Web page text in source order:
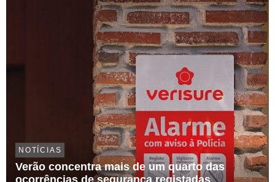
NOTÍCIAS
Verão concentra mais de um quarto das